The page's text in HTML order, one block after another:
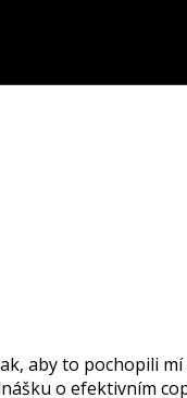
aby to pochopili
o efektivním